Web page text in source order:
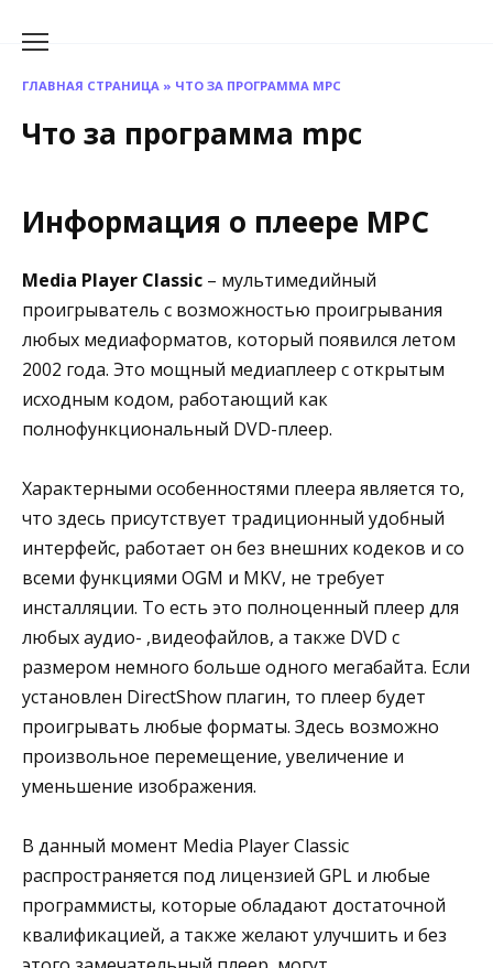
ГЛАВНАЯ СТРАНИЦА » ЧТО ЗА ПРОГРАММА MPC
Что за программа mpc
Информация о плеере MPC
Media Player Classic – мультимедийный
проигрыватель с возможностью проигрывания
любых медиаформатов, который появился летом
2002 года. Это мощный медиаплеер с открытым
исходным кодом, работающий как
полнофункциональный DVD-плеер.
Характерными особенностями плеера является то,
что здесь присутствует традиционный удобный
интерфейс, работает он без внешних кодеков и со
всеми функциями OGM и MKV, не требует
инсталляции. То есть это полноценный плеер для
любых аудио- ,видеофайлов, а также DVD с
размером немного больше одного мегабайта. Если
установлен DirectShow плагин, то плеер будет
проигрывать любые форматы. Здесь возможно
произвольное перемещение, увеличение и
уменьшение изображения.
В данный момент Media Player Classic
распространяется под лицензией GPL и любые
программисты, которые обладают достаточной
квалификацией, а также желают улучшить и без